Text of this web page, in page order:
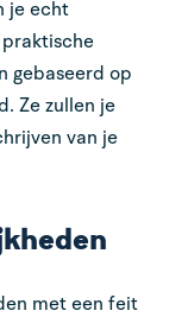
je echt
praktische
gebaseerd op
Ze zullen je
van je
met een feit